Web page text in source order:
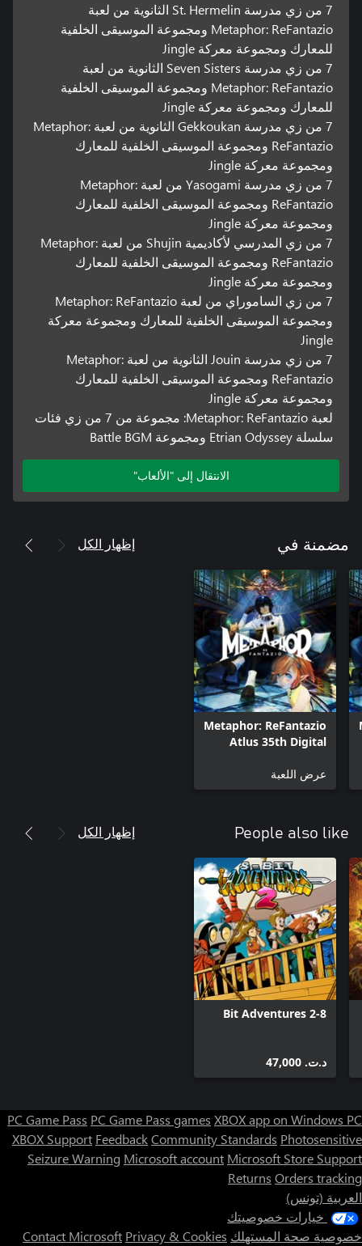
7 من زي مدرسة St. Hermelin الثانوية من لعبة
Metaphor: ReFantazio ومجموعة الموسيقى الخلفية
للمعارك ومجموعة معركة Jingle
7 من زي مدرسة Seven Sisters الثانوية من لعبة
Metaphor: ReFantazio ومجموعة الموسيقى الخلفية
للمعارك ومجموعة معركة Jingle
7 من زي مدرسة Gekkoukan الثانوية من لعبة Metaphor:
ReFantazio ومجموعة الموسيقى الخلفية للمعارك
ومجموعة معركة Jingle
7 من زي مدرسة Yasogami من لعبة Metaphor:
ReFantazio ومجموعة الموسيقى الخلفية للمعارك
ومجموعة معركة Jingle
7 من زي المدرسي لأكاديمية Shujin من لعبة Metaphor:
ReFantazio ومجموعة الموسيقى الخلفية للمعارك
ومجموعة معركة Jingle
7 من زي الساموراي من لعبة Metaphor: ReFantazio
ومجموعة الموسيقى الخلفية للمعارك ومجموعة معركة
Jingle
7 من زي مدرسة Jouin الثانوية من لعبة Metaphor:
ReFantazio ومجموعة الموسيقى الخلفية للمعارك
ومجموعة معركة Jingle
لعبة Metaphor: ReFantazio: مجموعة من 7 من زي فئات
سلسلة Etrian Odyssey ومجموعة Battle BGM
الانتقال إلى "الألعاب"
مضمنة في إظهار الكل
Metaphor: ReFantazio
Atlus 35th Digital
عرض اللعبة
People also like إظهار الكل
8-Bit Adventures 2
د.ت.‏ 47,000
PC Game Pass PC Game Pass games XBOX app on Windows PC
XBOX Support FeedbackCommunity Standards Photosensitive
Seizure Warning Microsoft account Microsoft Store Support
Returns Orders tracking
العربية (تونس)
خيارات خصوصيتك
خصوصية صحة المستهلك
Contact Microsoft Privacy & Cookies